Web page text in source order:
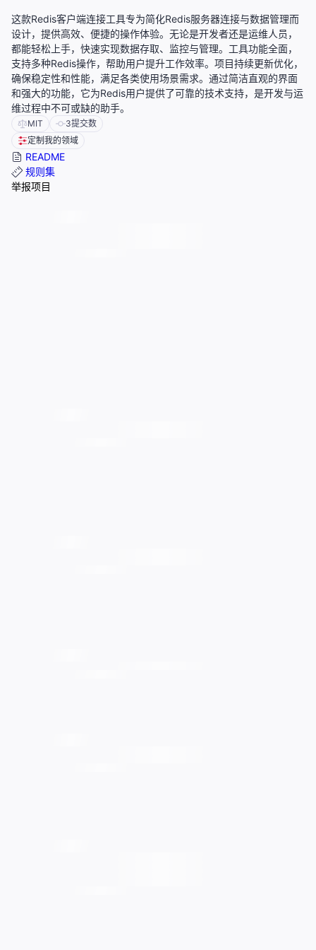
这款Redis客户端连接工具专为简化Redis服务器连接与数据管理而
设计，提供高效、便捷的操作体验。无论是开发者还是运维人员，
都能轻松上手，快速实现数据存取、监控与管理。工具功能全面，
支持多种Redis操作，帮助用户提升工作效率。项目持续更新优化，
确保稳定性和性能，满足各类使用场景需求。通过简洁直观的界面
和强大的功能，它为Redis用户提供了可靠的技术支持，是开发与运
维过程中不可或缺的助手。
MIT 3提交数
定制我的领域
README
规则集
举报项目